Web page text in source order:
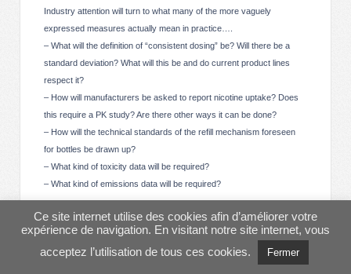
Industry attention will turn to what many of the more vaguely
expressed measures actually mean in practice….
– What will the definition of “consistent dosing” be? Will there be a
standard deviation? What will this be and do current product lines
respect it?
– How will manufacturers be asked to report nicotine uptake? Does
this require a PK study? Are there other ways it can be done?
– How will the technical standards of the refill mechanism foreseen
for bottles be drawn up?
– What kind of toxicity data will be required?
– What kind of emissions data will be required?
What can vapers do…?
1. At every opportunity write to MPs, MEPs and ministers and keep
making the case relentlessly. Watch forums for tactical advice on
Ce site internet utilise des cookies afin d’améliorer votre
expérience de navigation. En visitant notre site internet, vous
acceptez l’utilisation de tous ces cookies.
Fermer